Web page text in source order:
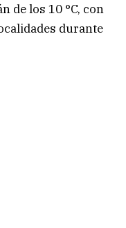
de los 10 °C, con
durante